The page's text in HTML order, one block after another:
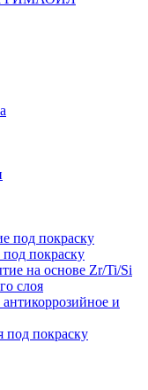
под покраску
покраску
на основе Zr/Ti/Si
слоя
и
под покраску